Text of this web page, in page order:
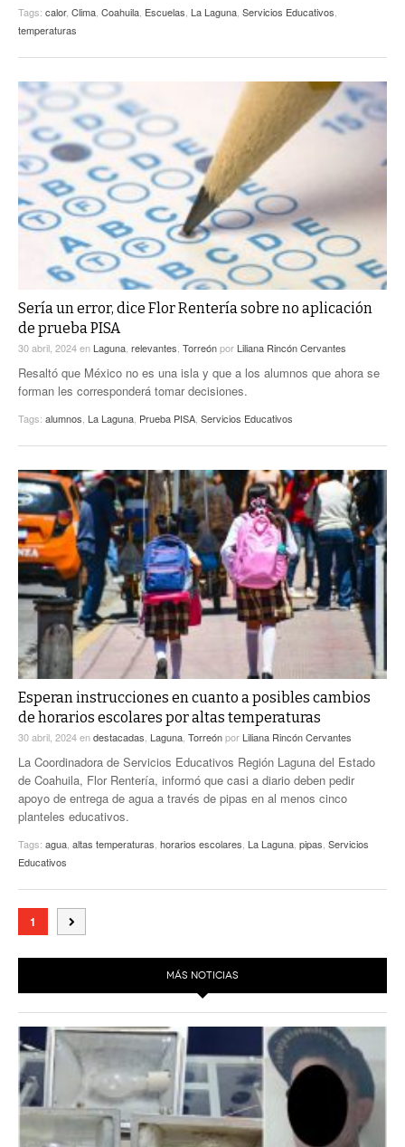
Tags: calor, Clima Coahuila Escuelas La Laguna Servicios Educativos
temperaturas
Sería un error, dice Flor Rentería sobre no aplicación
de prueba PISA
30 abril, 2024en Laguna, relevantes, Torreónpor Liliana Rincón Cervantes
Resaltó que México no es una isla y que a los alumnos que ahora se
forman les corresponderá tomar decisiones.
Tags: alumnos, La Laguna, Prueba PISA, Servicios Educativos
Esperan instrucciones en cuanto a posibles cambios
de horarios escolares por altas temperaturas
30 abril, 2024endestacadas Laguna Torreónpor Liliana Rincón Cervantes
La Coordinadora de Servicios Educativos Región Laguna del Estado
de Coahuila, Flor Rentería, informó que casi a diario deben pedir
apoyo de entrega de agua a través de pipas en al menos cinco
planteles educativos.
Tags: agua altas temperaturas horarios escolares La Laguna pipas Servicios
Educativos
1
MÁS NOTICIAS